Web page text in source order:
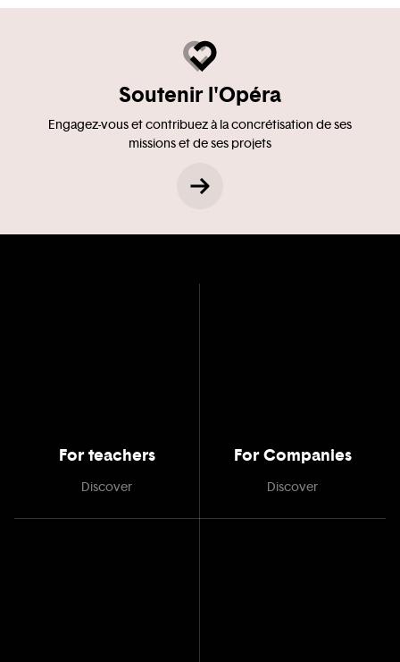
Soutenir l'Opéra
Engagez-vous et contribuez à la concrétisation de ses
missions et de ses projets
For teachers
Discover
For Companies
Discover